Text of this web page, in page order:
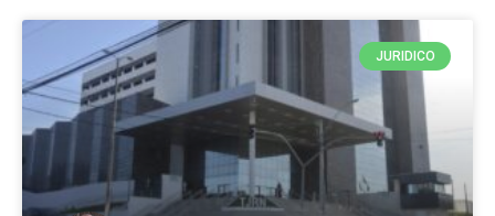
JURIDICO